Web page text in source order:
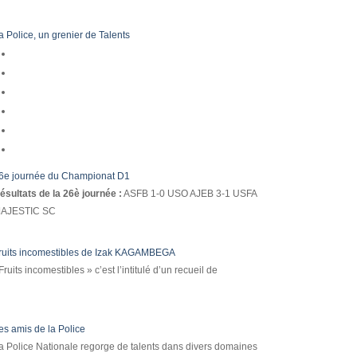
Police, un grenier de Talents
journée du Championat D1
de la 26è journée : ASFB 1-0 USO AJEB 3-1 USFA
SC
incomestibles de Izak KAGAMBEGA
incomestibles » c’est l’intitulé d’un recueil de
amis de la Police
Police Nationale regorge de talents dans divers domaines